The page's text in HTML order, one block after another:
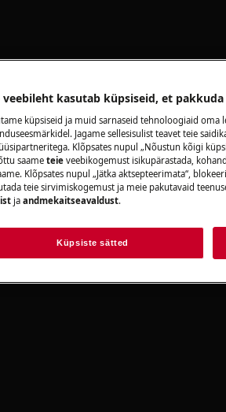
alati oma toote
user-manuals/
seade välja ja ühendage
veebileht kasutab küpsiseid, et
küpsiseid ja muid sarnaseid tehnoloogiaid oma
Jagame sellesisulist teavet teie
Klõpsates nupul „Nõustun kõigi
saameteie veebikogemust isikupärastada,
Klõpsates nupul „Jätka aktsepteerimata“,
teie sirvimiskogemust ja meie pakutavaid
ja andmekaitseavaldust.
Küpsiste sätted